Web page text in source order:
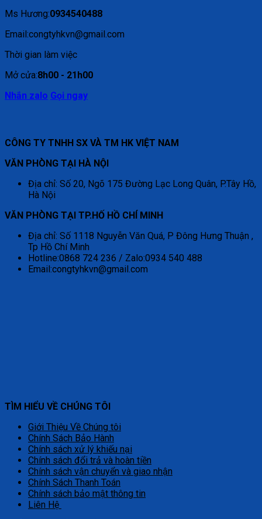
Ms Hương:0934540488
Email:congtyhkvn@gmail.com
Thời gian làm việc
Mở cửa:8h00 - 21h00
Nhắn zalo Gọi ngay
CÔNG TY TNHH SX VÀ TM HK VIỆT NAM
VĂN PHÒNG TẠI HÀ NỘI
Địa chỉ: Số 20, Ngõ 175 Đường Lạc Long Quân, P.Tây Hồ,
Hà Nội
VĂN PHÒNG TẠI TP.HỐ HỒ CHÍ MINH
Địa chỉ: Số 1118 Nguyễn Văn Quá, P Đông Hưng Thuận ,
Tp Hồ Chí Minh
Hotline:0868 724 236 / Zalo:0934 540 488
Email:congtyhkvn@gmail.com
TÌM HIỂU VỀ CHÚNG TÔI
Giới Thiệu Về Chúng tôi
Chính Sách Bảo Hành
Chính sách xử lý khiếu nại
Chính sách đổi trả và hoàn tiền
Chính sách vận chuyển và giao nhận
Chính Sách Thanh Toán
Chính sách bảo mật thông tin
Liên Hệ